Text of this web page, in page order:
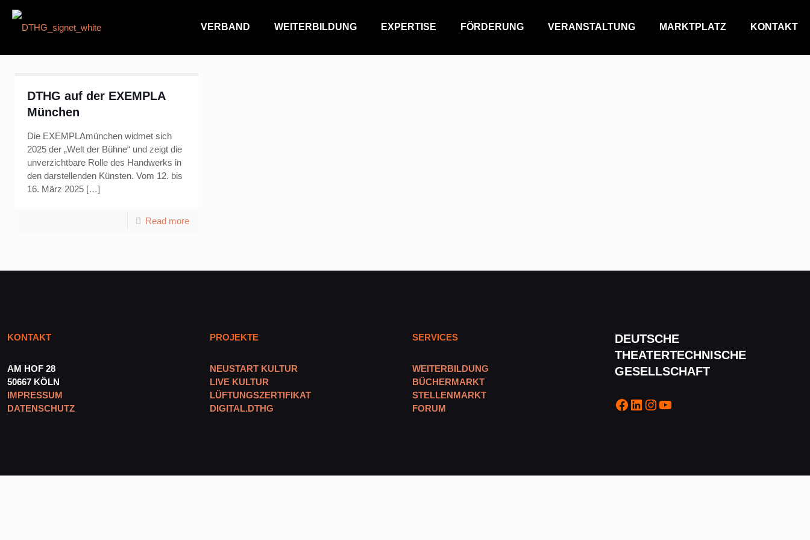
VERBAND WEITERBILDUNG EXPERTISE FÖRDERUNG VERANSTALTUNG MARKTPLATZ KONTAKT
DTHG auf der EXEMPLA
München
Die EXEMPLAmünchen widmet sich
2025 der „Welt der Bühne“ und zeigt die
unverzichtbare Rolle des Handwerks in
den darstellenden Künsten. Vom 12. bis
16. März 2025 […]
Read more
KONTAKT
AM HOF 28
50667 KÖLN
IMPRESSUM
DATENSCHUTZ
PROJEKTE
NEUSTART KULTUR
LIVE KULTUR
LÜFTUNGSZERTIFIKAT
DIGITAL.DTHG
SERVICES
WEITERBILDUNG
BÜCHERMARKT
STELLENMARKT
FORUM
DEUTSCHE
THEATERTECHNISCHE
GESELLSCHAFT
Facebook
LinkedIn
Instagram
YouTube